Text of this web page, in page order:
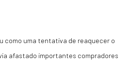
como uma tentativa de reaquecer o
afastado importantes compradores